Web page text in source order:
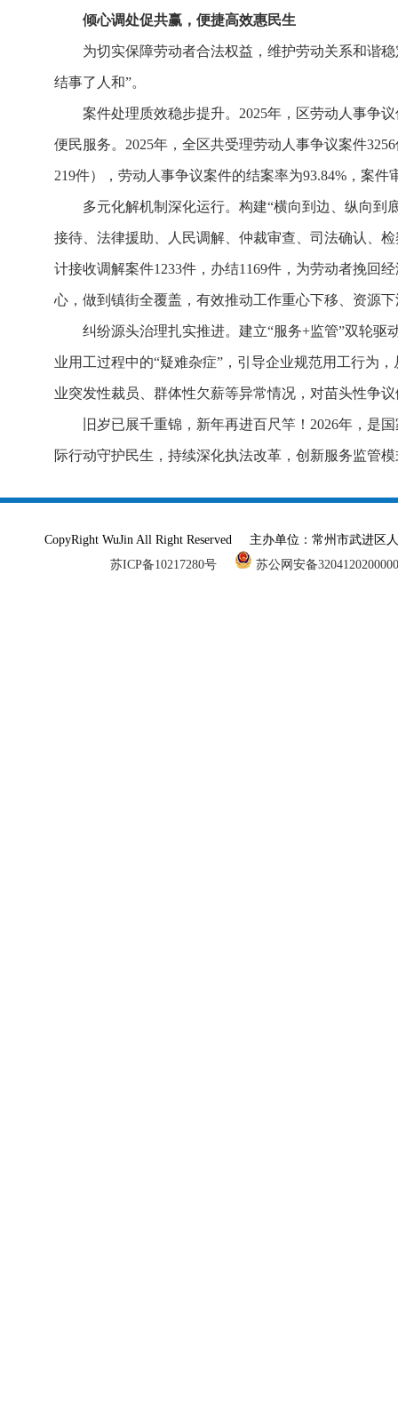
倾心调处促共赢，便捷高效惠民生
为切实保障劳动者合法权益，维护劳动关系和谐
结事了人和”。
案件处理质效稳步提升。2025年，区劳动人事争
便民服务。2025年，全区共受理劳动人事争议案件
219件），劳动人事争议案件的结案率为93.84%，案件
多元化解机制深化运行。构建“横向到边、纵向
接待、法律援助、人民调解、仲裁审查、司法确认、
计接收调解案件1233件，办结1169件，为劳动者挽回
心，做到镇街全覆盖，有效推动工作重心下移、资源
纠纷源头治理扎实推进。建立“服务+监管”双轮
业用工过程中的“疑难杂症”，引导企业规范用工行为
业突发性裁员、群体性欠薪等异常情况，对苗头性争
旧岁已展千重锦，新年再进百尺竿！2026年，是
际行动守护民生，持续深化执法改革，创新服务监管
CopyRight WuJin All Right Reserved 主办单位：常州市武进
苏ICP备10217280号
苏公网安备